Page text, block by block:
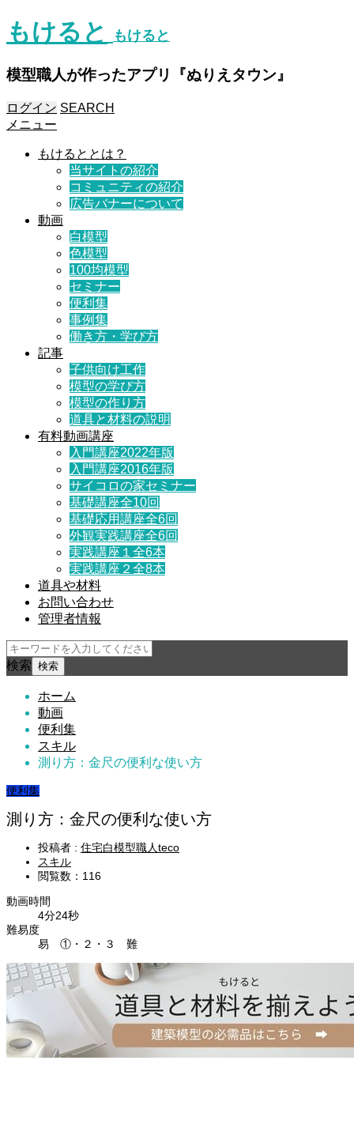
もけると もけると
模型職人が作ったアプリ『ぬりえタウン』
ログイン SEARCH
メニュー
もけるととは？
当サイトの紹介
コミュニティの紹介
広告バナーについて
動画
白模型
色模型
100均模型
セミナー
便利集
事例集
働き方・学び方
記事
子供向け工作
模型の学び方
模型の作り方
道具と材料の説明
有料動画講座
入門講座2022年版
入門講座2016年版
サイコロの家セミナー
基礎講座全10回
基礎応用講座全6回
外観実践講座全6回
実践講座１全6本
実践講座２全8本
道具や材料
お問い合わせ
管理者情報
検索
ホーム
動画
便利集
スキル
測り方：金尺の便利な使い方
便利集
測り方：金尺の便利な使い方
投稿者 : 住宅白模型職人teco
スキル
閲覧数：116
動画時間
4分24秒
難易度
易 ①・２・３ 難